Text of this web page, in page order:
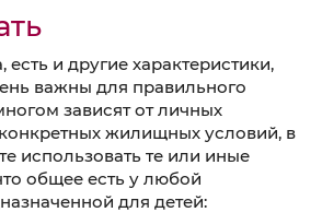
и другие характеристики,
важны для правильного
зависят от личных
жилищных условий, в
использовать те или иные
общее есть у любой
для детей: